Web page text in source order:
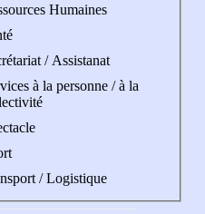
Humaines
/ Assistanat
à la personne / à la
/ Logistique